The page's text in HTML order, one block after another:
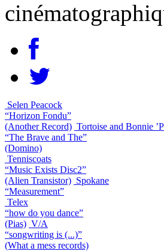
Selen Peacock
“Horizon Fondu”
(Another Record) Tortoise and Bonnie
“The Brave and The”
(Domino)
Tenniscoats
“Music Exists Disc2”
(Alien Transistor) Spokane
“Measurement”
Telex
“how do you dance”
(Pias) V/A
“songwriting is (...)”
(What a mess records)